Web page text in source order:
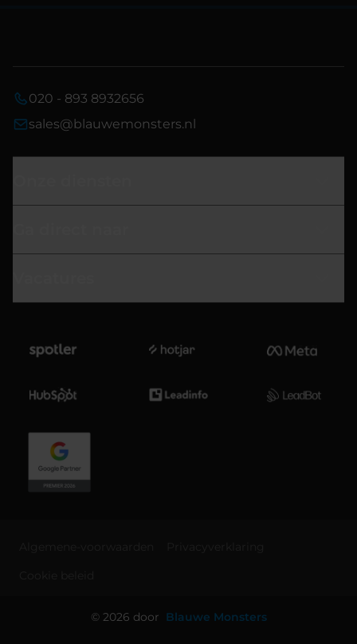
020 - 893 8932656
sales@blauwemonsters.nl
© 2026 door Blauwe Monsters